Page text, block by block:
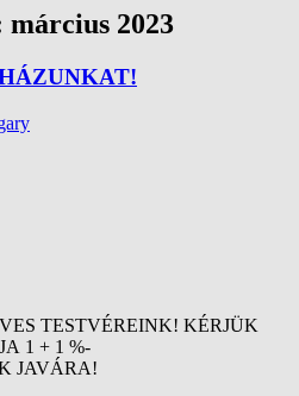
március 2023
TESTVÉREINK! KÉRJÜK
1 + 1 %-
JAVÁRA!